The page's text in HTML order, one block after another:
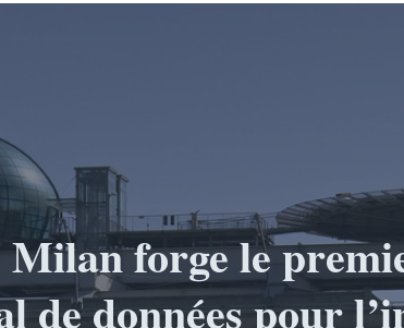
forge le
de données pour